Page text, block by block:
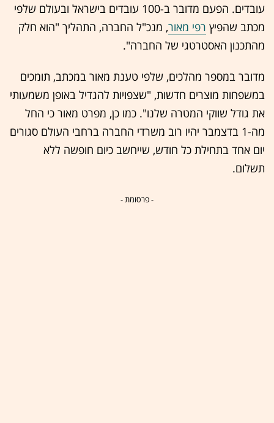
עובדים. הפעם מדובר ב-100 עובדים בישראל ובעולם שלפי
מכתב שהפיץ רפי מאור, מנכ"ל החברה, התהליך "הוא חלק
מהתכנון האסטרטגי של החברה".
מדובר במספר מהלכים, שלפי טענת מאור במכתב, תומכים
במשפחות מוצרים חדשות, "שצפויות להגדיל באופן משמעותי
את גודל שווקי המטרה שלנו". כמו כן, מפרט מאור כי החל
מה-1 בדצמבר יהיו רוב משרדי החברה ברחבי העולם סגורים
יום אחד בתחילת כל חודש, שייחשב כיום חופשה ללא
תשלום.
- פרסומת -